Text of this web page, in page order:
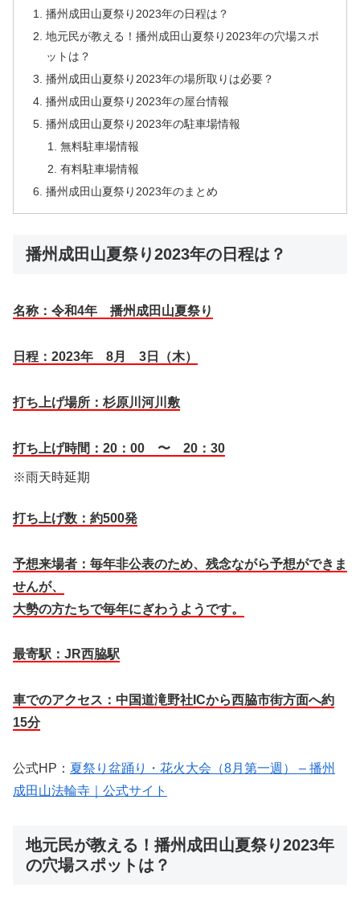
播州成田山夏祭り2023年の日程は？
地元民が教える！播州成田山夏祭り2023年の穴場スポ
ットは？
播州成田山夏祭り2023年の場所取りは必要？
播州成田山夏祭り2023年の屋台情報
播州成田山夏祭り2023年の駐車場情報
無料駐車場情報
有料駐車場情報
播州成田山夏祭り2023年のまとめ
播州成田山夏祭り2023年の日程は？
名称：令和4年 播州成田山夏祭り
日程：2023年 8月 3日（木）
打ち上げ場所：杉原川河川敷
打ち上げ時間：20：00 〜 20：30
※雨天時延期
打ち上げ数：約500発
予想来場者：毎年非公表のため、残念ながら予想ができま
せんが、
大勢の方たちで毎年にぎわうようです。
最寄駅：JR西脇駅
車でのアクセス：中国道滝野社ICから西脇市街方面へ約
15分
公式HP： 夏祭り盆踊り・花火大会（8月第一週） – 播州
成田山法輪寺｜公式サイト
地元民が教える！播州成田山夏祭り2023年
の穴場スポットは？